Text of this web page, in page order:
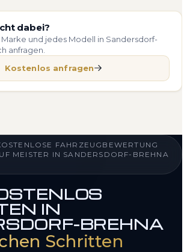
dabei?
und jedes Modell in Sandersdorf-
anfragen.
Kostenlos anfragen
FAHRZEUGBEWERTUNG
MEISTER IN SANDERSDORF-BREHNA
IN
BREHNA
Schritten